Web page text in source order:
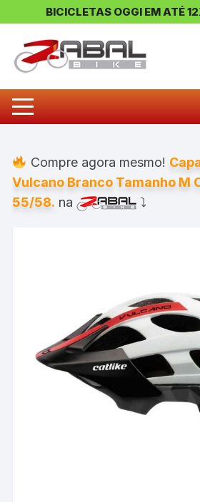
BICICLETAS OGGI EM ATÉ
Compre agora mesmo!
Vulcano Branco Tamanho M
55/58. na ⤵